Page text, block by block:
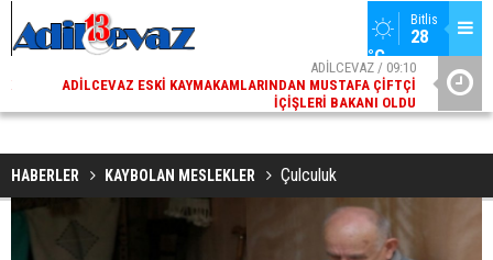
Bitlis
28
°C
ADİLCEVAZ / 09:10
ADILCEVAZ ESKI KAYMAKAMLARINDAN MUSTAFA ÇIFTÇI
İÇIŞLERI BAKANI OLDU
HABERLER KAYBOLAN MESLEKLER Çulculuk